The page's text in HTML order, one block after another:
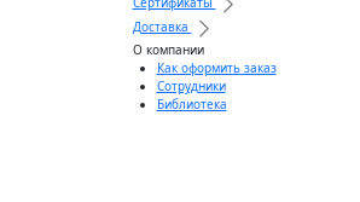
Доставка
О компании
Как оформить заказ
Сотрудники
Библиотека